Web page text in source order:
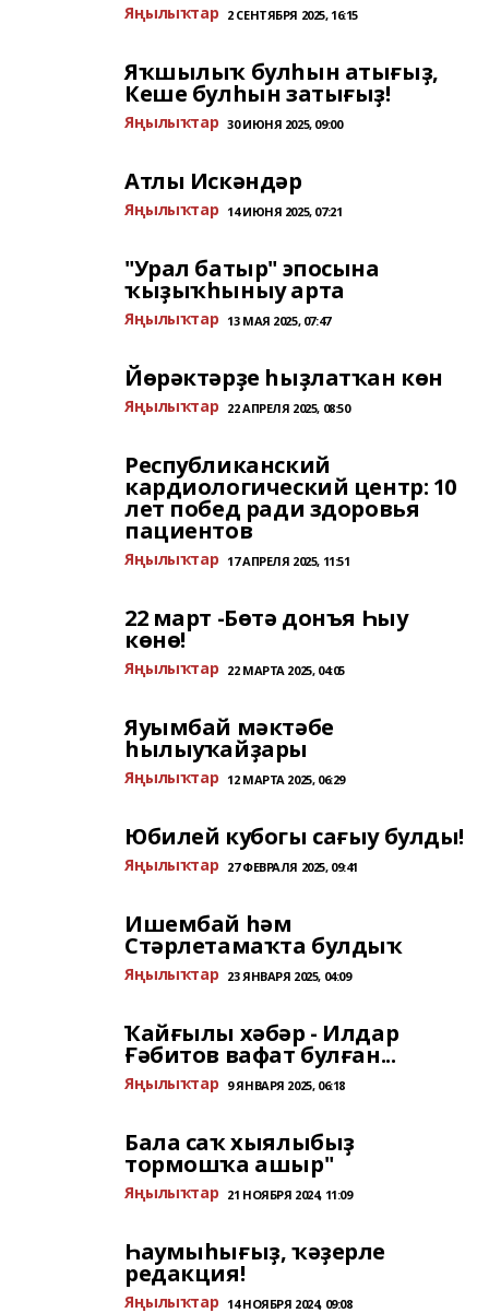
Яңылыҡтар 2 СЕНТЯБРЯ 2025, 16:15
Яҡшылыҡ булһын атығыҙ,
Кеше булһын затығыҙ!
Яңылыҡтар 30 ИЮНЯ 2025, 09:00
Атлы Искәндәр
Яңылыҡтар 14 ИЮНЯ 2025, 07:21
"Урал батыр" эпосына
ҡыҙыҡһыныу арта
Яңылыҡтар 13 МАЯ 2025, 07:47
Йөрәктәрҙе һыҙлатҡан көн
Яңылыҡтар 22 АПРЕЛЯ 2025, 08:50
Республиканский
кардиологический центр: 10
лет побед ради здоровья
пациентов
Яңылыҡтар 17 АПРЕЛЯ 2025, 11:51
22 март -Бөтә донъя Һыу
көнө!
Яңылыҡтар 22 МАРТА 2025, 04:05
Яуымбай мәктәбе
һылыуҡайҙары
Яңылыҡтар 12 МАРТА 2025, 06:29
Юбилей кубогы сағыу булды!
Яңылыҡтар 27 ФЕВРАЛЯ 2025, 09:41
Ишембай һәм
Стәрлетамаҡта булдыҡ
Яңылыҡтар 23 ЯНВАРЯ 2025, 04:09
Ҡайғылы хәбәр - Илдар
Ғәбитов вафат булған...
Яңылыҡтар 9 ЯНВАРЯ 2025, 06:18
Бала саҡ хыялыбыҙ
тормошҡа ашыр"
Яңылыҡтар 21 НОЯБРЯ 2024, 11:09
Һаумыһығыҙ, ҡәҙерле
редакция!
Яңылыҡтар 14 НОЯБРЯ 2024, 09:08